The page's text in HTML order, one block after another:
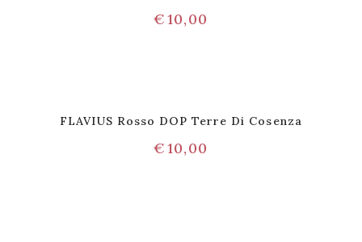
€10,00
FLAVIUS Rosso DOP Terre Di Cosenza
€10,00